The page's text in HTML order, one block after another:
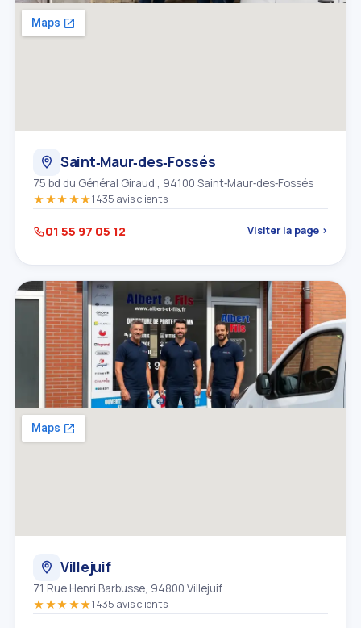
Saint‑Maur‑des‑Fossés
75 bd du Général Giraud , 94100 Saint‑Maur‑des‑Fossés
★★★★★1435 avis clients
01 55 97 05 12 Visiter la page ›
Villejuif
71 Rue Henri Barbusse, 94800 Villejuif
★★★★★1435 avis clients